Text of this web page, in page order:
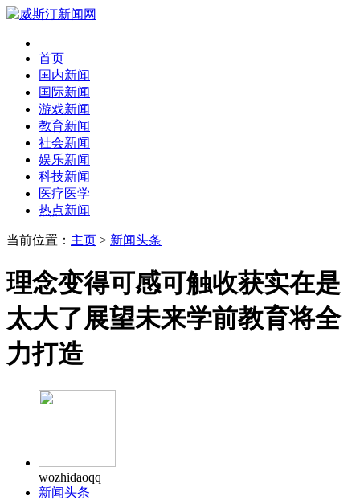
首页
国内新闻
国际新闻
游戏新闻
教育新闻
社会新闻
娱乐新闻
科技新闻
医疗医学
热点新闻
当前位置： 主页 > 新闻头条
理念变得可感可触收获实在是
太大了展望未来学前教育将全
力打造
wozhidaoqq
新闻头条